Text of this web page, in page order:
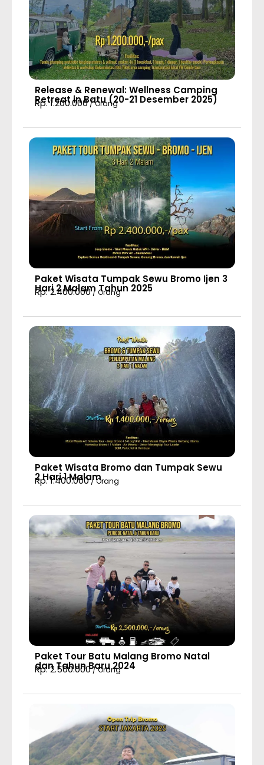
Release & Renewal: Wellness Camping
Retreat in Batu (20-21 Desember 2025)
Rp. 1.200.000/ Orang
Paket Wisata Tumpak Sewu Bromo Ijen 3
Hari 2 Malam Tahun 2025
Rp. 2.400.000/ Orang
Paket Wisata Bromo dan Tumpak Sewu
2 Hari 1 Malam
Rp. 1.400.000/ Orang
Paket Tour Batu Malang Bromo Natal
dan Tahun Baru 2024
Rp. 2.500.000/ Orang